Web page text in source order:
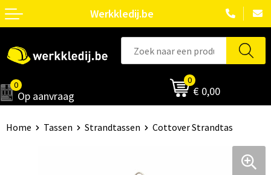
Werkkledij.be
0
Op aanvraag
0
€ 0,00
Home Tassen Strandtassen Cottover Strandtas